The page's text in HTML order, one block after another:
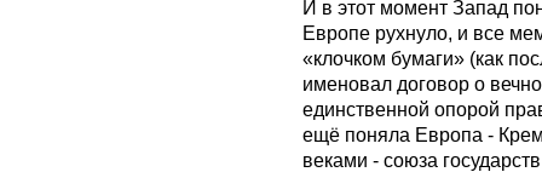
И в этот момент Запад
Европе рухнуло, и все
«клочком бумаги» (как
именовал договор о
единственной опорой
ещё поняла Европа -
веками - союза